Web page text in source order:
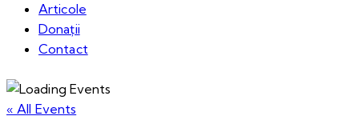
Articole
Donații
Contact
« All Events